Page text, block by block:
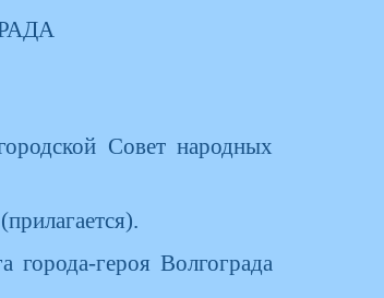
Совет народных
города-героя Волгограда